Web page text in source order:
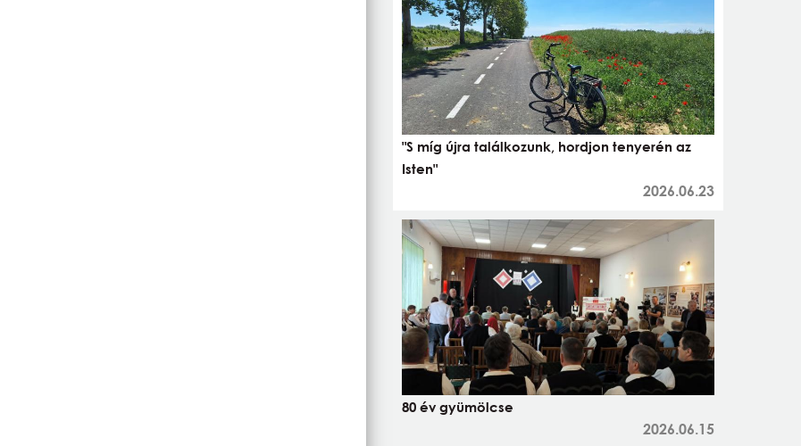
"S míg újra találkozunk, hordjon tenyerén az
Isten"
2026.06.23
80 év gyümölcse
2026.06.15